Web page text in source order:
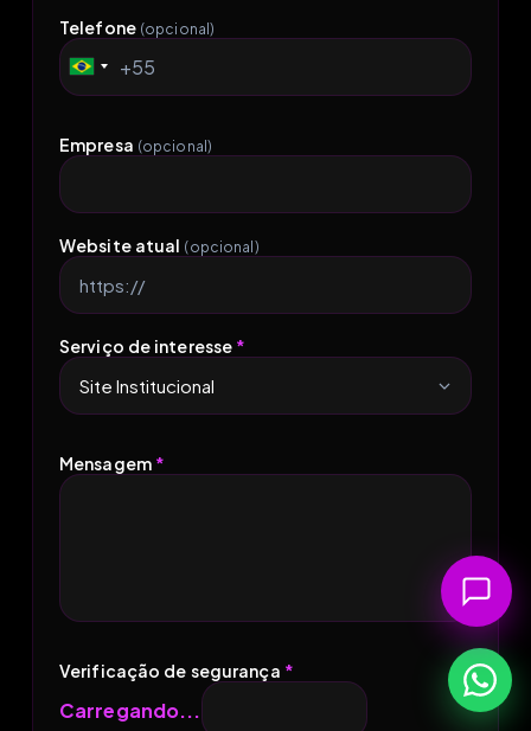
Telefone (opcional)
Brazil
+55
+55
Empresa (opcional)
Website atual (opcional)
Serviço de interesse *
Mensagem *
Verificação de segurança *
Carregando...